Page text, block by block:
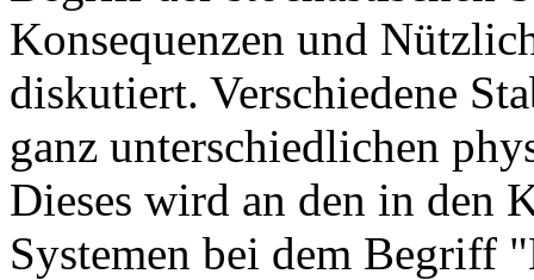
Konsequenzen und
diskutiert. Verschiedene
ganz unterschiedlichen
Dieses wird an den in den
Systemen bei dem